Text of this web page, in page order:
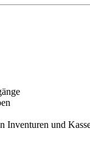
Inventuren und